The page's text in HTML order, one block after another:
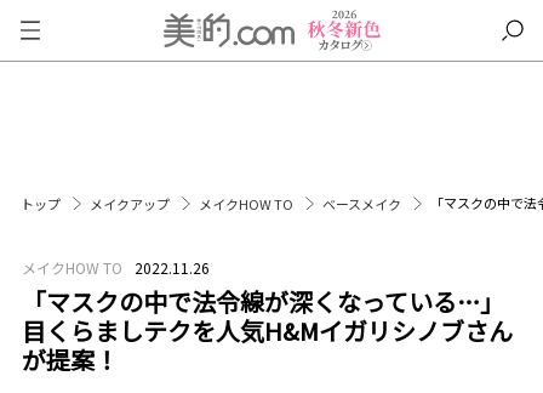
トップ メイクアップ メイクHOW TO ベースメイク 「マスクの中で
メイクHOW TO 2022.11.26
「マスクの中で法令線が深くなっている…」
目くらましテクを人気H&Mイガリシノブさん
が提案！